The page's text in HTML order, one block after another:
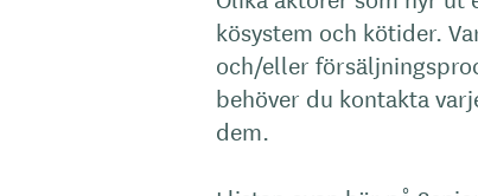
kösystem och kötider.
och/eller
behöver du kontakta
dem.